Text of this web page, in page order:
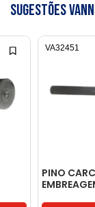
Sugestões
PINO
VA32451